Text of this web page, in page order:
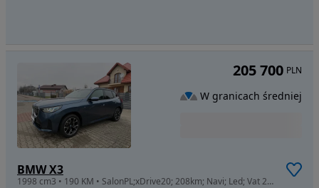
BMW X3
1998 cm3 • 190 KM • SalonPL;xDrive20; 208km; Navi; Led; Vat 23%
205 700 PLN
W granicach średniej